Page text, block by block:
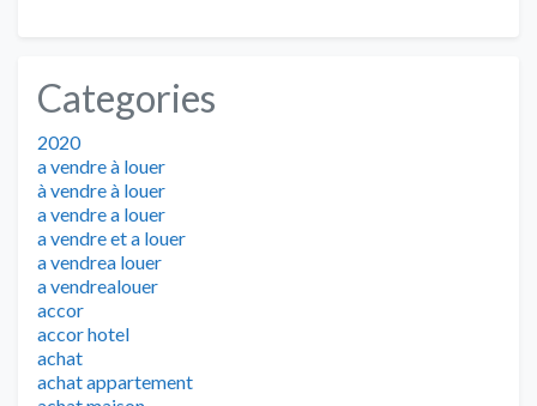
Categories
2020
a vendre à louer
à vendre à louer
a vendre a louer
a vendre et a louer
a vendrea louer
a vendrealouer
accor
accor hotel
achat
achat appartement